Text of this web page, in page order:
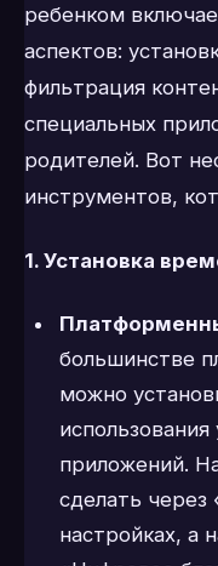
ребенком
аспектов:
фильтрация
специальных
родителей. Вот
инструментов,
1. Установка
большинстве
можно
приложений.
сделать
настройках, а